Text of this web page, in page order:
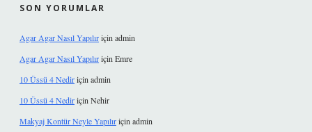
SON YORUMLAR
Agar Agar Nasıl Yapılıriçin admin
Agar Agar Nasıl Yapılıriçin Emre
10 Üssü 4 Nediriçin admin
10 Üssü 4 Nediriçin Nehir
Makyaj Kontür Neyle Yapılıriçin admin